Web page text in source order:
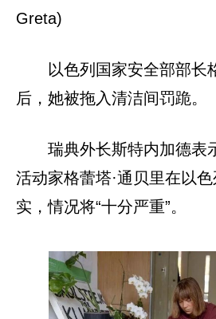
Greta)
以色列国家安全部部长
后，她被拖入清洁间罚跪。
瑞典外长斯特内加德表
活动家格蕾塔·通贝里在以
实，情况将“十分严重”。